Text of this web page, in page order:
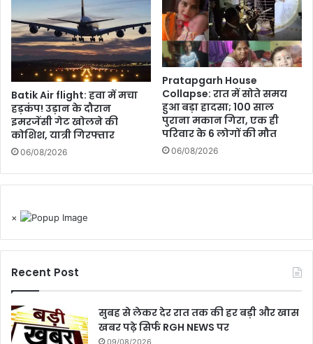
Batik Air flight: हवा में मचा
हड़कंप! उड़ान के दौरान
इमरजेंसी गेट खोलने की
कोशिश, यात्री गिरफ्तार
06/08/2026
Pratapgarh House
Collapse: रात में सोते समय
हुआ बड़ा हादसा; 100 साल
पुराना मकान गिरा, एक ही
परिवार के 6 लोगों की मौत
06/08/2026
×
Recent Post
सुबह से लेकर देर रात तक की हर बड़ी और खास
खबर पढ़े सिर्फ RGH NEWS पर
09/08/2026